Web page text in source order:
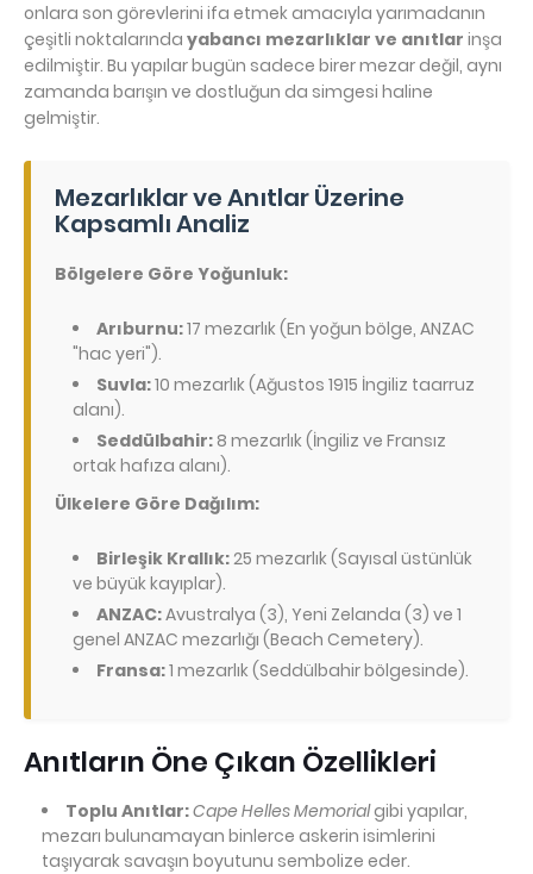
onlara son görevlerini ifa etmek amacıyla yarımadanın
çeşitli noktalarında yabancı mezarlıklar ve anıtlar inşa
edilmiştir. Bu yapılar bugün sadece birer mezar değil, aynı
zamanda barışın ve dostluğun da simgesi haline
gelmiştir.
Mezarlıklar ve Anıtlar Üzerine
Kapsamlı Analiz
Bölgelere Göre Yoğunluk:
Arıburnu:17 mezarlık (En yoğun bölge, ANZAC
"hac yeri").
Suvla:10 mezarlık (Ağustos 1915 İngiliz taarruz
alanı).
Seddülbahir: 8 mezarlık (İngiliz ve Fransız
ortak hafıza alanı).
Ülkelere Göre Dağılım:
Birleşik Krallık:25 mezarlık (Sayısal üstünlük
ve büyük kayıplar).
ANZAC:Avustralya (3), Yeni Zelanda (3) ve 1
genel ANZAC mezarlığı (Beach Cemetery).
Fransa:1 mezarlık (Seddülbahir bölgesinde).
Anıtların Öne Çıkan Özellikleri
Toplu Anıtlar:Cape Helles Memorialgibi yapılar,
mezarı bulunamayan binlerce askerin isimlerini
taşıyarak savaşın boyutunu sembolize eder.